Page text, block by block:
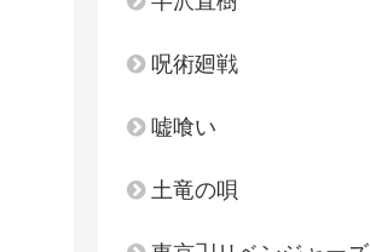
呪術廻戦
嘘喰い
土竜の唄